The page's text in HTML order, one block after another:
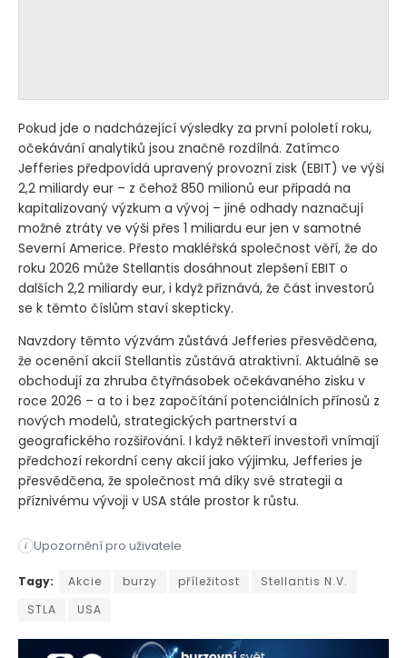
Pokud jde o nadcházející výsledky za první pololetí roku,
očekávání analytiků jsou značně rozdílná. Zatímco
Jefferies předpovídá upravený provozní zisk (EBIT) ve výši
2,2 miliardy eur – z čehož 850 milionů eur připadá na
kapitalizovaný výzkum a vývoj – jiné odhady naznačují
možné ztráty ve výši přes 1 miliardu eur jen v samotné
Severní Americe. Přesto makléřská společnost věří, že do
roku 2026 může Stellantis dosáhnout zlepšení EBIT o
dalších 2,2 miliardy eur, i když přiznává, že část investorů
se k těmto číslům staví skepticky.
Navzdory těmto výzvám zůstává Jefferies přesvědčena,
že ocenění akcií Stellantis zůstává atraktivní. Aktuálně se
obchodují za zhruba čtyřnásobek očekávaného zisku v
roce 2026 – a to i bez započítání potenciálních přínosů z
nových modelů, strategických partnerství a
geografického rozšiřování. I když někteří investoři vnímají
předchozí rekordní ceny akcií jako výjimku, Jefferies je
přesvědčena, že společnost má díky své strategii a
příznivému vývoji v USA stále prostor k růstu.
i Upozornění pro uživatele
Investiční banka Jefferies znovu potvrdila svůj pozitivní
Tagy: Akcie burzy příležitost
Stellantis N.V.
STLA
USA